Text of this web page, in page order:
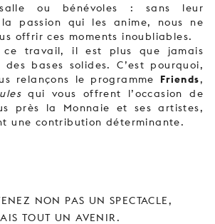
ou bénévoles : sans leur
passion qui les anime, nous ne
offrir ces moments inoubliables.
ce travail, il est plus que jamais
des bases solides. C’est pourquoi,
relançons le programme Friends,
qui vous offrent l’occasion de
près la Monnaie et ses artistes,
une contribution déterminante.
NON PAS UN SPECTACLE,
TOUT UN AVENIR.